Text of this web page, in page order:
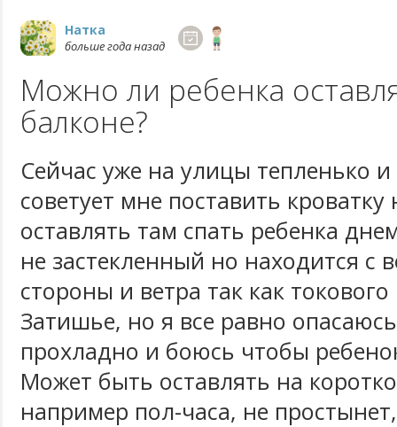
Натка
больше года назад
Можно ли ребенка
балконе?
Сейчас уже на улицы тепленько и
советует мне поставить
оставлять там спать ребенка
не застекленный но находится с
стороны и ветра так как
Затишье, но я все равно
прохладно и боюсь чтобы
Может быть оставлять на
например пол-часа, не